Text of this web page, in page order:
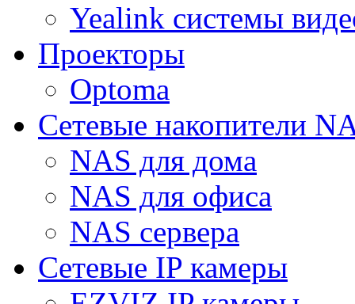
Yealink системы
Проекторы
Optoma
Сетевые накопители
NAS для дома
NAS для офиса
NAS сервера
Сетевые IP камеры